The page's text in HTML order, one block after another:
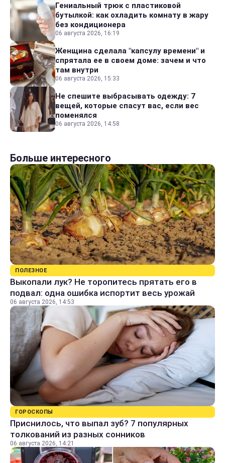
Гениальный трюк с пластиковой
бутылкой: как охладить комнату в жару
без кондиционера
06 августа 2026, 16:19
Женщина сделала "капсулу времени" и
спрятала ее в своем доме: зачем и что
там внутри
06 августа 2026, 15:33
Не спешите выбрасывать одежду: 7
вещей, которые спасут вас, если вес
поменялся
06 августа 2026, 14:58
Больше интересного
ПОЛЕЗНОЕ
Выкопали лук? Не торопитесь прятать его в
подвал: одна ошибка испортит весь урожай
06 августа 2026, 14:53
ГОРОСКОПЫ
Приснилось, что выпал зуб? 7 популярных
толкований из разных сонников
06 августа 2026, 14:21